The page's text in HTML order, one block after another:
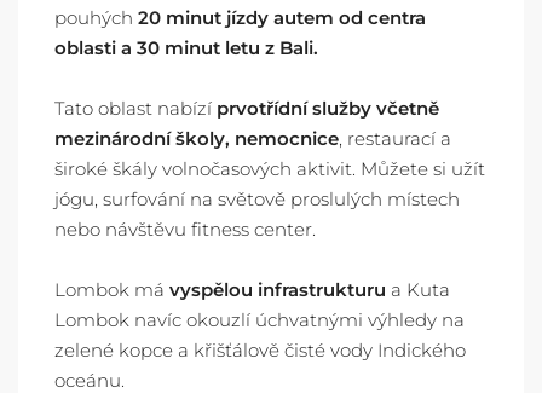
pouhých 20 minut jízdy autem od centra
oblasti a 30 minut letu z Bali.
Tato oblast nabízí prvotřídní služby včetně
mezinárodní školy, nemocnice, restaurací a
široké škály volnočasových aktivit. Můžete si užít
jógu, surfování na světově proslulých místech
nebo návštěvu fitness center.
Lombok má vyspělou infrastrukturu a Kuta
Lombok navíc okouzlí úchvatnými výhledy na
zelené kopce a křišťálově čisté vody Indického
oceánu.